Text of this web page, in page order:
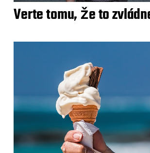
Verte tomu, že to